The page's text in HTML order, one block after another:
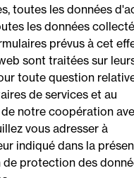
toutes les données
les données
prévus à cet
sont traitées sur
toute question
de services et au
notre coopération
vous adresser à
indiqué dans la
protection des